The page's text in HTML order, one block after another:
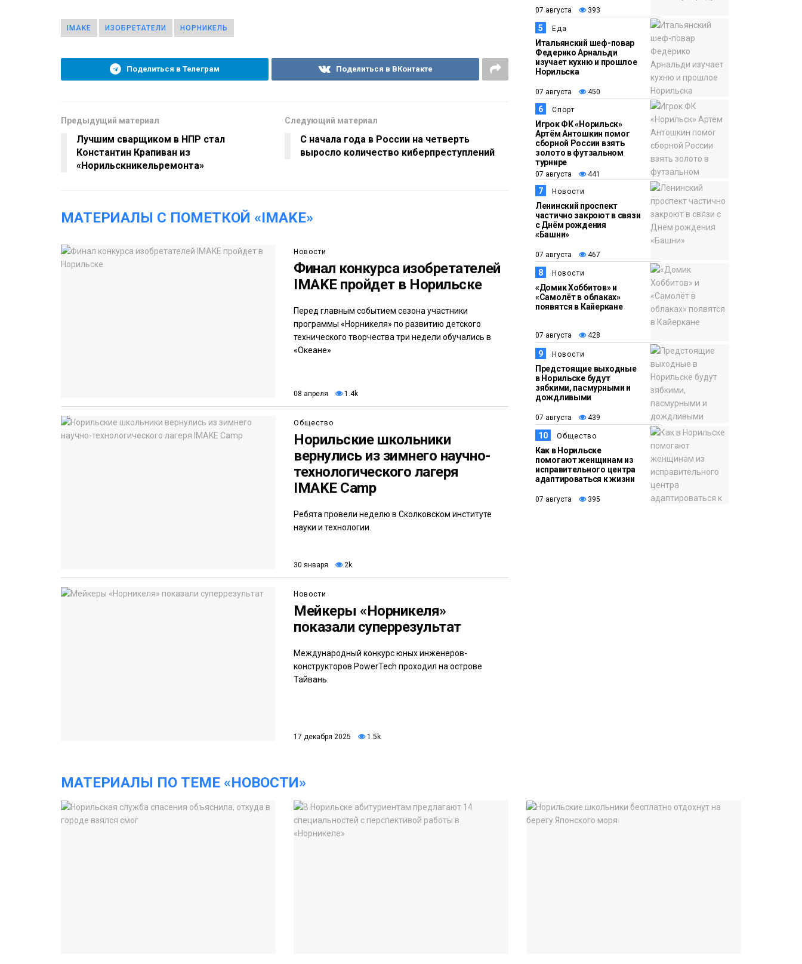
IMAKE ИЗОБРЕТАТЕЛИ НОРНИКЕЛЬ
Поделиться в Телеграм Поделиться в ВКонтакте
Предыдущий материал
Лучшим сварщиком в НПР стал
Константин Крапиван из
«Норильскникельремонта»
Следующий материал
С начала года в России на четверть
выросло количество киберпреступлений
МАТЕРИАЛЫ С ПОМЕТКОЙ «IMAKE»
Новости
Финал конкурса изобретателей
IMAKE пройдет в Норильске
Перед главным событием сезона участники
программы «Норникеля» по развитию детского
технического творчества три недели обучались в
«Океане»
08 апреля 1.4k
Общество
Норильские школьники
вернулись из зимнего научно-
технологического лагеря
IMАKE Camp
Ребята провели неделю в Сколковском институте
науки и технологии.
30 января 2k
Новости
Мейкеры «Норникеля»
показали суперрезультат
Международный конкурс юных инженеров-
конструкторов PowerTech проходил на острове
Тайвань.
17 декабря 2025 1.5k
07 августа 393
5 Еда
Итальянский шеф-повар
Федерико Арнальди
изучает кухню и прошлое
Норильска
07 августа 450
6 Спорт
Игрок ФК «Норильск»
Артём Антошкин помог
сборной России взять
золото в футзальном
турнире
07 августа 441
7 Новости
Ленинский проспект
частично закроют в связи
с Днём рождения
«Башни»
07 августа 467
8 Новости
«Домик Хоббитов» и
«Самолёт в облаках»
появятся в Кайеркане
07 августа 428
9 Новости
Предстоящие выходные
в Норильске будут
зябкими, пасмурными и
дождливыми
07 августа 439
10 Общество
Как в Норильске
помогают женщинам из
исправительного центра
адаптироваться к жизни
07 августа 395
МАТЕРИАЛЫ ПО ТЕМЕ «НОВОСТИ»